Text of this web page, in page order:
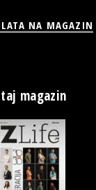
NA MAGAZIN
magazin